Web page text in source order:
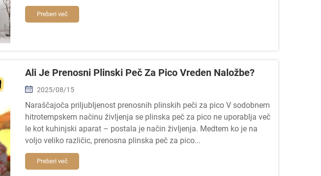
hladnejše področje.
Preberi več
Ali Je Prenosni Plinski Peč Za Pico Vreden Naložbe?
2025/08/15
Naraščajoča priljubljenost prenosnih plinskih peči za pico V sodobnem
hitrotempskem načinu življenja se plinska peč za pico ne uporablja več
le kot kuhinjski aparat – postala je način življenja. Medtem ko je na
voljo veliko različic, prenosna plinska peč za pico...
Preberi več